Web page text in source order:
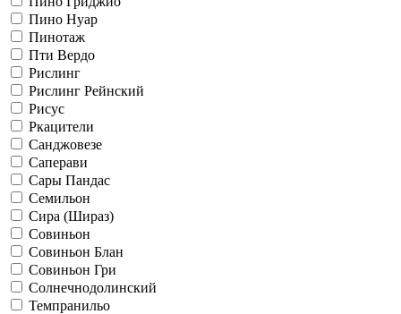
Пино Нуар
Пинотаж
Пти Вердо
Рислинг
Рислинг Рейнский
Рисус
Ркацители
Санджовезе
Саперави
Сары Пандас
Семильон
Сира (Шираз)
Совиньон
Совиньон Блан
Совиньон Гри
Солнечнодолинский
Темпранильо